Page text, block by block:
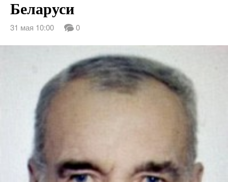
Беларуси
31 мая 10:00 0